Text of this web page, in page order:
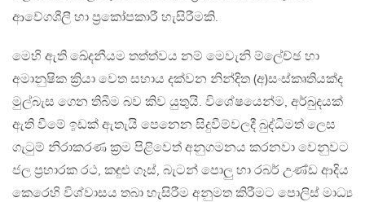
ආවේගශීලී හා ප්‍රකෝපකාරී හැසිරීමකි.
මෙහි ඇති ඛේදනීයම තත්ත්වය නම් මෙවැනි ම්ලේච්ඡ හා
අමානුෂික ක්‍රියා වෙත සහාය දක්වන නින්දිත (අ)සංස්කෘතියක්ද
මුල්බැස ගෙන තිබීම බව කිව යුතුයි. විශේෂයෙන්ම, අර්බුදයක්
ඇති වීමේ ඉඩක් ඇතැයි පෙනෙන සිදුවීම්වලදී බුද්ධිමත් ලෙස
ගැටුම් නිරාකරණ ක්‍රම පිළිවෙත් අනුගමනය කරනවා වෙනුවට
ජල ප්‍රහාරක රථ, කඳුළු ගෑස්, බැටන් පොලු හා රබර් උණ්ඩ ආදිය
කෙරෙහි විශ්වාසය තබා හැසිරීම අනුමත කිරීමට පොලිස් මාධ්‍ය